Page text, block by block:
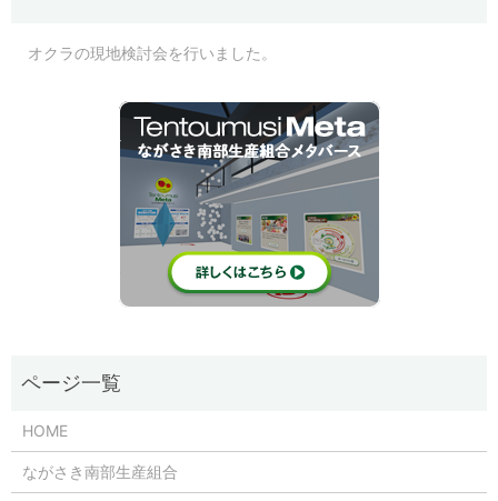
オクラの現地検討会を行いました。
HOME
ながさき南部生産組合